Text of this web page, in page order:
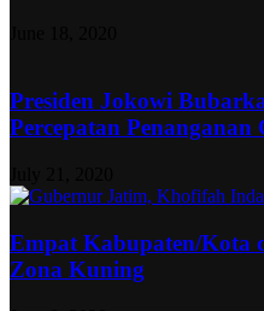
Presiden Jokowi
Percepatan Penanganan
Empat Kabupaten/Kota
Zona Kuning